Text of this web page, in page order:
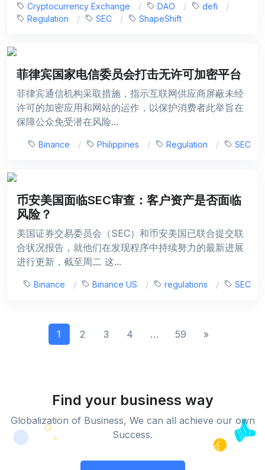
Cryptocurrency Exchange DAO
defi
Regulation
SEC ShapeShift
菲律宾国家电信委员会打击无许可加密平台
菲律宾通信机构采取措施，指示互联网供应商屏蔽未经
许可的加密应用和网站的运作，以保护消费者此举旨在
保障公众免受潜在风险...
Binance Philippines Regulation SEC
币安美国面临SEC审查：客户资产是否面临
风险？
美国证券交易委员会（SEC）和币安美国已联合提交联
合状况报告，就他们在发现程序中持续努力的最新进展
进行更新，截至周二 这...
Binance Binance US regulations SEC
1 2 3 4 … 59 »
Find your business way
Globalization of Business, We can all achieve our own
Success.